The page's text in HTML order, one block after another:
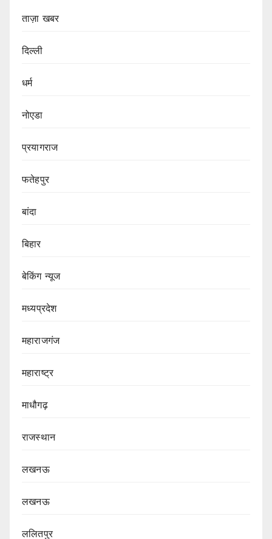
ताज़ा खबर
दिल्ली
धर्म
नोएडा
प्रयागराज
फतेहपुर
बांदा
बिहार
बेकिंग न्यूज
मध्यप्रदेश
महाराजगंज
महाराष्ट्र
माधौगढ़
राजस्थान
लखनऊ
लखनऊ
ललितपुर